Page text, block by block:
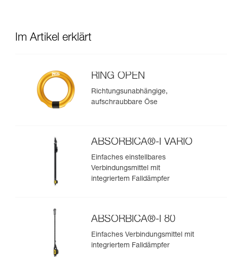
Im Artikel erklärt
RING OPEN
Richtungsunabhängige,
aufschraubbare Öse
ABSORBICA®-I VARIO
Einfaches einstellbares
Verbindungsmittel mit
integriertem Falldämpfer
ABSORBICA®-I 80
Einfaches Verbindungsmittel mit
integriertem Falldämpfer